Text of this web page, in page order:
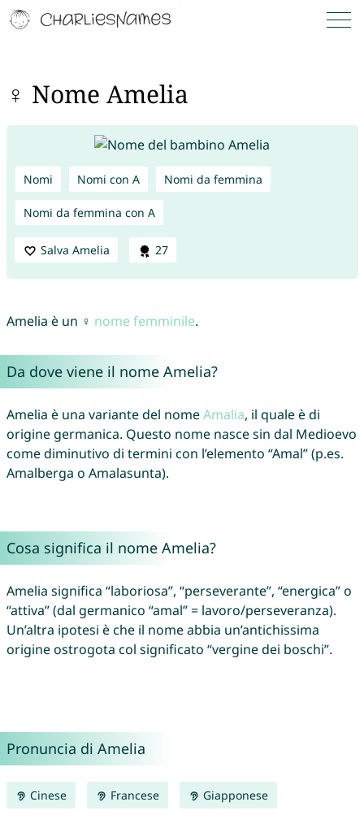
♀ Nome Amelia
Nomi Nomi con A Nomi da femmina
Nomi da femmina con A
Salva Amelia 27
Amelia è un ♀ nome femminile.
Da dove viene il nome Amelia?
Amelia è una variante del nomeAmalia, il quale è di
origine germanica. Questo nome nasce sin dal Medioevo
come diminutivo di termini con l’elemento “Amal” (p.es.
Amalberga o Amalasunta).
Cosa significa il nome Amelia?
Amelia significa “laboriosa”, “perseverante”, “energica” o
“attiva” (dal germanico “amal” = lavoro/perseveranza).
Un’altra ipotesi è che il nome abbia un’antichissima
origine ostrogota col significato “vergine dei boschi”.
Pronuncia di Amelia
Cinese Francese Giapponese